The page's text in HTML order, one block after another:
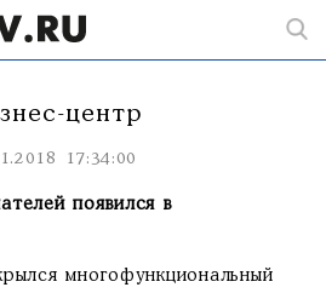
центр
17:34:00
появился в
многофункциональный